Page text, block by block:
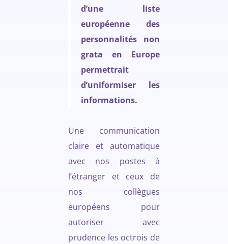
d’une liste
européenne des
personnalités non
grata en Europe
permettrait
d’uniformiser les
informations.
Une communication
claire et automatique
avec nos postes à
l’étranger et ceux de
nos collègues
européens pour
autoriser avec
prudence les octrois de